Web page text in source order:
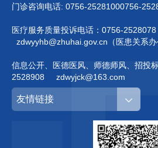
门诊咨询电话: 0756-25281000756-
医疗服务质量投诉电话： 0756-2528078
zdwyyhb@zhuhai.gov.cn（医患关系办
信息公开、医德医风、师德师风、招投
2528908
zdwyjck@163.com
友情链接